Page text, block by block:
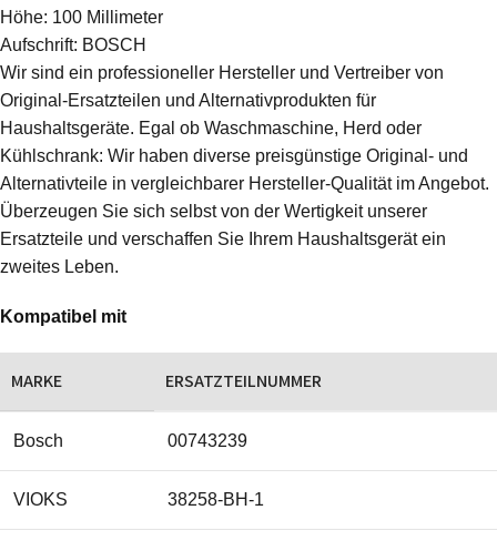
Höhe: 100 Millimeter
Aufschrift: BOSCH
Wir sind ein professioneller Hersteller und Vertreiber von
Original-Ersatzteilen und Alternativprodukten für
Haushaltsgeräte. Egal ob Waschmaschine, Herd oder
Kühlschrank: Wir haben diverse preisgünstige Original- und
Alternativteile in vergleichbarer Hersteller-Qualität im Angebot.
Überzeugen Sie sich selbst von der Wertigkeit unserer
Ersatzteile und verschaffen Sie Ihrem Haushaltsgerät ein
zweites Leben.
Kompatibel mit
MARKE ERSATZTEILNUMMER
Bosch 00743239
VIOKS 38258-BH-1